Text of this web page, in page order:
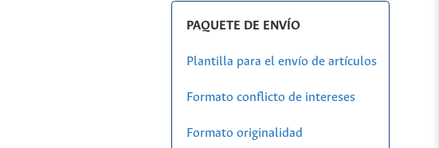
PAQUETE DE ENVÍO
Plantilla para el envío de artículos
Formato conflicto de intereses
Formato originalidad